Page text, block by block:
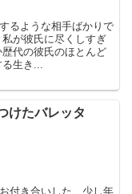
るような相手ばかりで
が彼氏に尽くしすぎ
代の彼氏のほとんど
生き...
けたバレッタ
付き合いした、少し年